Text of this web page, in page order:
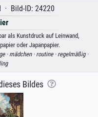
· Bild-ID: 24220
als Kunstdruck auf Leinwand,
oder Japanpapier.
·mädchen · routine · regelmäßig ·
Bildes